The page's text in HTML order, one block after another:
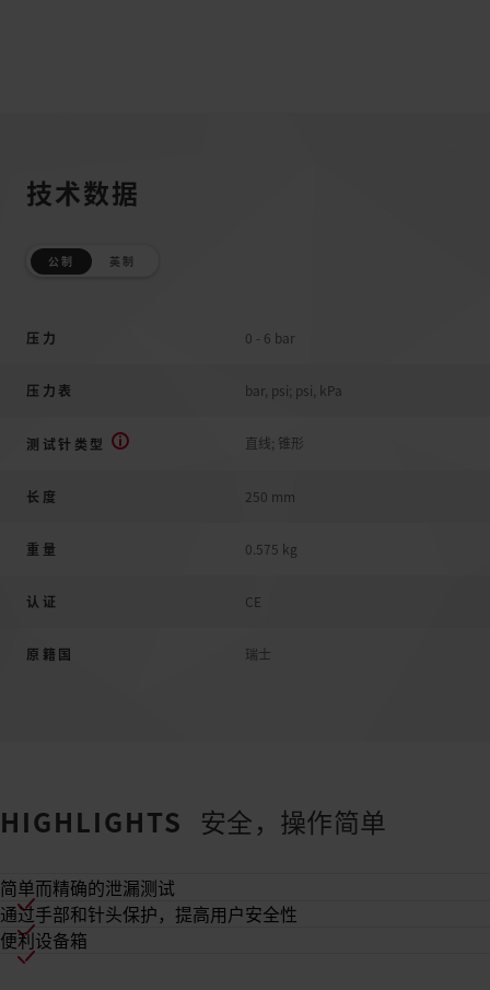
技术数据
公制 英制
压力 0 - 6 bar
压力表 bar, psi; psi, kPa
测试针类型 直线; 锥形
长度 250 mm
重量 0.575 kg
认证 CE
原籍国 瑞士
HIGHLIGHTS 安全，操作简单
简单而精确的泄漏测试
通过手部和针头保护，提高用户安全性
便利设备箱